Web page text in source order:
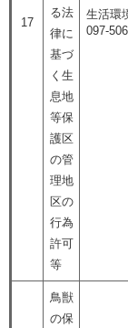
17
る法
律に
基づ
く生
息地
等保
護区
の管
理地
区の
行為
許可
等
生活環
097-
鳥獣
の保